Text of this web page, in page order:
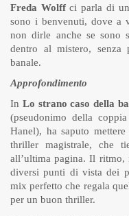
Freda Wolffci parla di un
sono i benvenuti, dove a
non dirle anche se sono
dentro al mistero, senza
banale.
Approfondimento
In Lo strano caso della
(pseudonimo della
Hanel), ha saputo
thriller magistrale, che
all’ultima pagina. Il ritmo,
diversi punti di vista dei
mix perfetto che regala
per un buon thriller.